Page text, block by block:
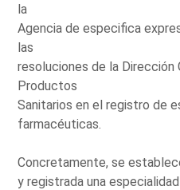
la
Agencia de especifica
las
resoluciones de la Dirección
Productos
Sanitarios en el registro de
farmacéuticas.
Concretamente, se
y registrada una